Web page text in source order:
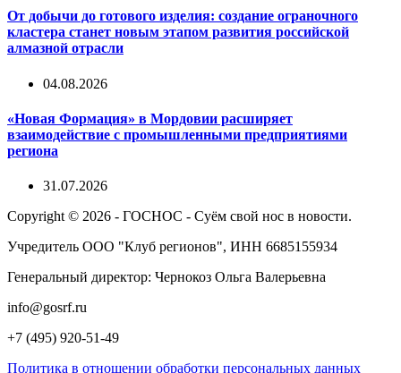
От добычи до готового изделия: создание ограночного
кластера станет новым этапом развития российской
алмазной отрасли
04.08.2026
«Новая Формация» в Мордовии расширяет
взаимодействие с промышленными предприятиями
региона
31.07.2026
Copyright © 2026 - ГОСНОС - Суём свой нос в новости.
Учредитель ООО "Клуб регионов", ИНН 6685155934
Генеральный директор: Чернокоз Ольга Валерьевна
info@gosrf.ru
+7 (495) 920-51-49
Политика в отношении обработки персональных данных